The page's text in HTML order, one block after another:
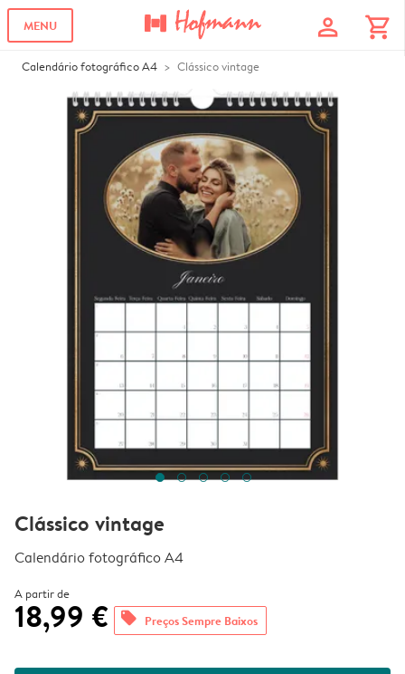
MENU profile shopping_cart
Calendário fotográfico A4 Clássico vintage
Clássico vintage
Calendário fotográfico A4
A partir de
18,99 € offers Preços Sempre Baixos